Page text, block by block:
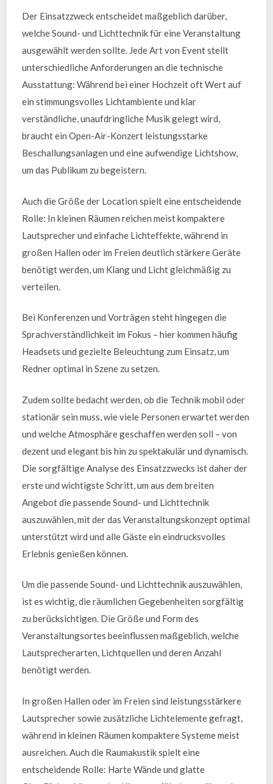
Der Einsatzzweck entscheidet maßgeblich darüber,
welche Sound- und Lichttechnik für eine Veranstaltung
ausgewählt werden sollte. Jede Art von Event stellt
unterschiedliche Anforderungen an die technische
Ausstattung: Während bei einer Hochzeit oft Wert auf
ein stimmungsvolles Lichtambiente und klar
verständliche, unaufdringliche Musik gelegt wird,
braucht ein Open-Air-Konzert leistungsstarke
Beschallungsanlagen und eine aufwendige Lichtshow,
um das Publikum zu begeistern.
Auch die Größe der Location spielt eine entscheidende
Rolle: In kleinen Räumen reichen meist kompaktere
Lautsprecher und einfache Lichteffekte, während in
großen Hallen oder im Freien deutlich stärkere Geräte
benötigt werden, um Klang und Licht gleichmäßig zu
verteilen.
Bei Konferenzen und Vorträgen steht hingegen die
Sprachverständlichkeit im Fokus – hier kommen häufig
Headsets und gezielte Beleuchtung zum Einsatz, um
Redner optimal in Szene zu setzen.
Zudem sollte bedacht werden, ob die Technik mobil oder
stationär sein muss, wie viele Personen erwartet werden
und welche Atmosphäre geschaffen werden soll – von
dezent und elegant bis hin zu spektakulär und dynamisch.
Die sorgfältige Analyse des Einsatzzwecks ist daher der
erste und wichtigste Schritt, um aus dem breiten
Angebot die passende Sound- und Lichttechnik
auszuwählen, mit der das Veranstaltungskonzept optimal
unterstützt wird und alle Gäste ein eindrucksvolles
Erlebnis genießen können.
Um die passende Sound- und Lichttechnik auszuwählen,
ist es wichtig, die räumlichen Gegebenheiten sorgfältig
zu berücksichtigen. Die Größe und Form des
Veranstaltungsortes beeinflussen maßgeblich, welche
Lautsprecherarten, Lichtquellen und deren Anzahl
benötigt werden.
In großen Hallen oder im Freien sind leistungsstärkere
Lautsprecher sowie zusätzliche Lichtelemente gefragt,
während in kleinen Räumen kompaktere Systeme meist
ausreichen. Auch die Raumakustik spielt eine
entscheidende Rolle: Harte Wände und glatte